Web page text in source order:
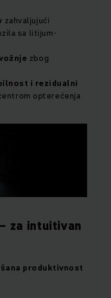
zahvaljujući
sa litijum-
zbog
i rezidualni
opterećenja
za intuitivan
produktivnost